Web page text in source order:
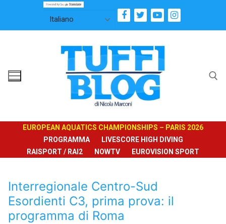
contenuto
EUROPEAN AQUATICS CHAMPIONSHIPS – PARIS 2026
PROGRAMMA
LIVESCORE HIGH DIVING
RAISPORT / RAI2
NOWTV EUROVISION SPORT
Interregionale Centro-Sud
Esordienti C3, prima prova: il
programma di Roma